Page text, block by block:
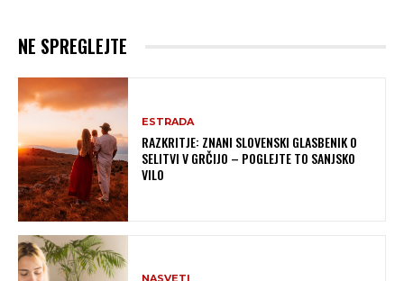
NE SPREGLEJTE
ESTRADA
RAZKRITJE: ZNANI SLOVENSKI GLASBENIK O
SELITVI V GRČIJO – POGLEJTE TO SANJSKO
VILO
NASVETI